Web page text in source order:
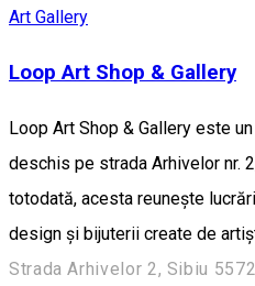
Art Gallery
Loop Art Shop & Gallery
Loop Art Shop & Gallery este
deschis pe strada Arhivelor nr.
totodată, acesta reunește
design și bijuterii create de
Strada Arhivelor 2, Sibiu